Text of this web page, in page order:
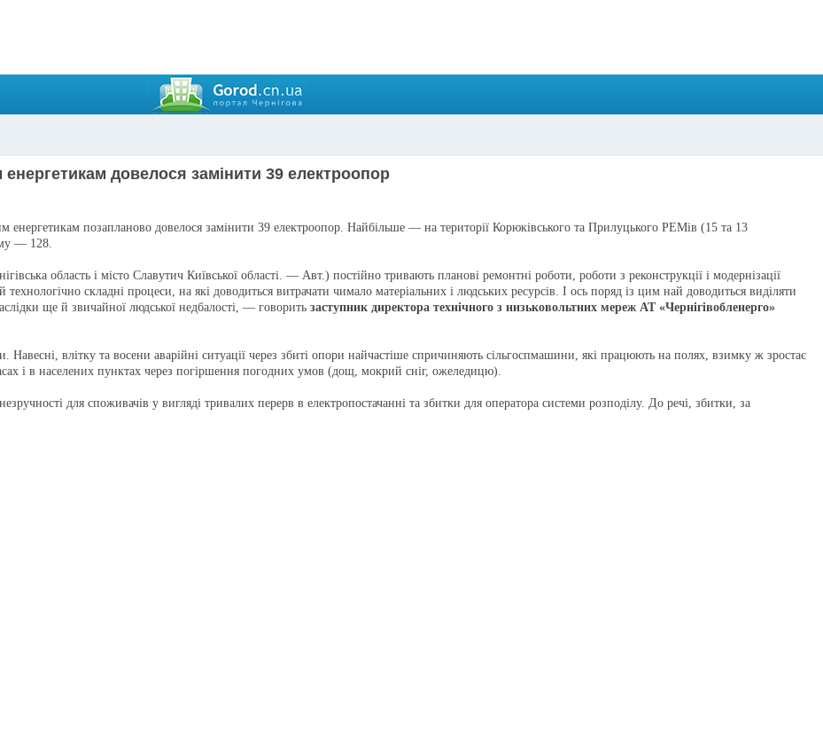
довелося замінити 39 електроопор
енерге­тикам позапланово довелося замінити 39 електроопор. Найбільше — на території Корюківського та Прилуцького РЕМів (15 та 13
му — 128.
область і місто Славутич Київської об­ласті. — Авт.) постійно тривають планові ремонтні роботи, роботи з реконструкції і модернізації
складні процеси, на які до­водиться витрачати чимало матеріальних і людських ресурсів. І ось поряд із цим най доводиться виділяти
ще й звичайної людської недбалості, — говорить заступник ди­ректора технічного з низьковольтних мереж АТ «Чернігівобленерго»
влітку та восени аварійні ситуації через збиті опори найчастіше спричиня­ють сільгоспмашини, які працюють на полях, взимку ж зростає
і в населених пунктах через по­гіршення погодних умов (дощ, мокрий сніг, ожеледицю).
для споживачів у вигляді тривалих перерв в електропостачанні та збитки для операто­ра системи розподілу. До речі, збитки, за